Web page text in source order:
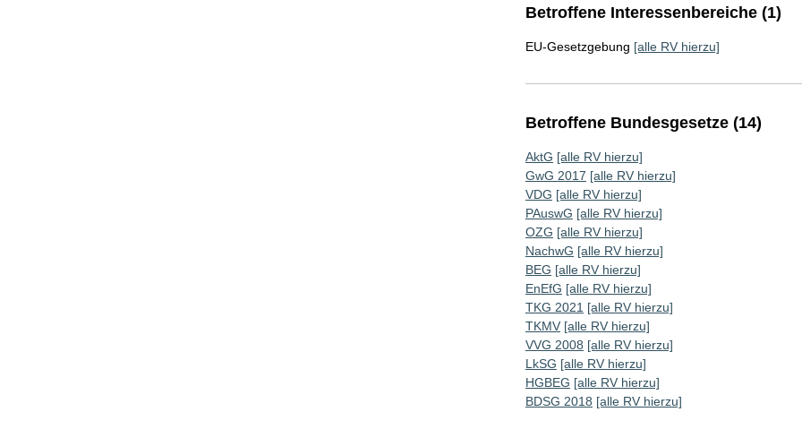
Betroffene Interessenbereiche (1)
EU-Gesetzgebung [alle RV hierzu]
Betroffene Bundesgesetze (14)
AktG [alle RV hierzu]
GwG 2017 [alle RV hierzu]
VDG [alle RV hierzu]
PAuswG [alle RV hierzu]
OZG [alle RV hierzu]
NachwG [alle RV hierzu]
BEG [alle RV hierzu]
EnEfG [alle RV hierzu]
TKG 2021 [alle RV hierzu]
TKMV [alle RV hierzu]
VVG 2008 [alle RV hierzu]
LkSG [alle RV hierzu]
HGBEG [alle RV hierzu]
BDSG 2018 [alle RV hierzu]